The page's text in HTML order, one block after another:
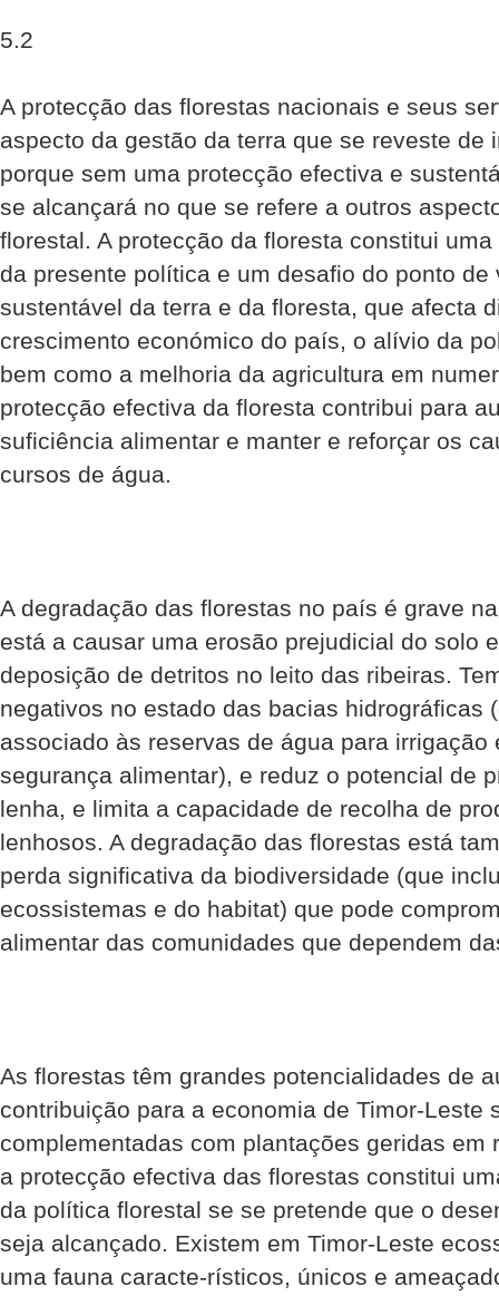
5.2
A protecção das florestas nacionais e seus
aspecto da gestão da terra que se reveste de
porque sem uma protecção efectiva e
se alcançará no que se refere a outros
florestal. A protecção da floresta constitui
da presente política e um desafio do ponto de
sustentável da terra e da floresta, que afecta
crescimento económico do país, o alívio da
bem como a melhoria da agricultura em
protecção efectiva da floresta contribui para
suficiência alimentar e manter e reforçar os
cursos de água.
A degradação das florestas no país é grave
está a causar uma erosão prejudicial do solo
deposição de detritos no leito das ribeiras.
negativos no estado das bacias hidrográficas
associado às reservas de água para irrigação
segurança alimentar), e reduz o potencial de
lenha, e limita a capacidade de recolha de
lenhosos. A degradação das florestas está
perda significativa da biodiversidade (que
ecossistemas e do habitat) que pode
alimentar das comunidades que dependem
As florestas têm grandes potencialidades de
contribuição para a economia de Timor-Leste
complementadas com plantações geridas em
a protecção efectiva das florestas constitui
da política florestal se se pretende que o
seja alcançado. Existem em Timor-Leste
uma fauna caracte-rísticos, únicos e